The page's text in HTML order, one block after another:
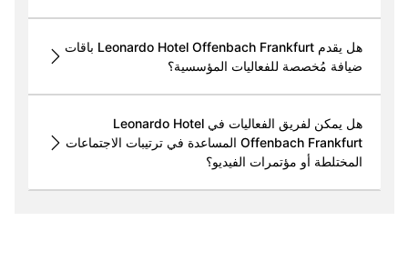
هل يقدم Leonardo Hotel Offenbach Frankfurt باقات
ضيافة مُخصصة للفعاليات المؤسسية؟
هل يمكن لفريق الفعاليات في Leonardo Hotel
Offenbach Frankfurt المساعدة في ترتيبات الاجتماعات
المختلطة أو مؤتمرات الفيديو؟